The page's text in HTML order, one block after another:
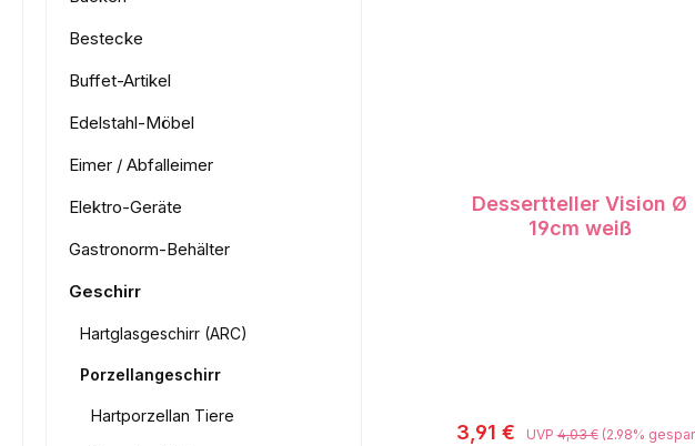
Bestecke
Buffet-Artikel
Edelstahl-Möbel
Eimer / Abfalleimer
Elektro-Geräte
Gastronorm-Behälter
Geschirr
Hartglasgeschirr (ARC)
Porzellangeschirr
Hartporzellan Tiere
Dessertteller Vision Ø
19cm weiß
3,91 € UVP4,03 € (2.98%